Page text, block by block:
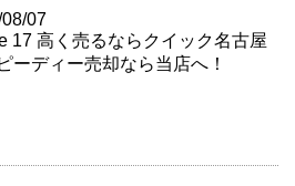
07
17 高く売るならクイック名古屋
ーディー売却なら当店へ！